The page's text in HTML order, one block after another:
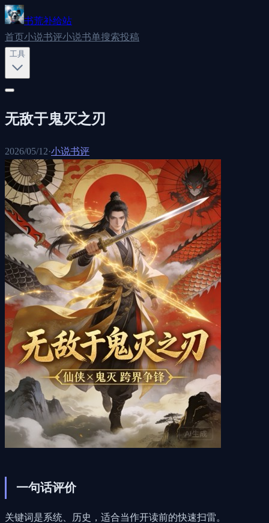
书荒补给站
首页小说书评小说书单搜索投稿
工具
无敌于鬼灭之刃
2026/05/12·小说书评
一句话评价
关键词是系统、历史，适合当作开读前的快速扫雷。